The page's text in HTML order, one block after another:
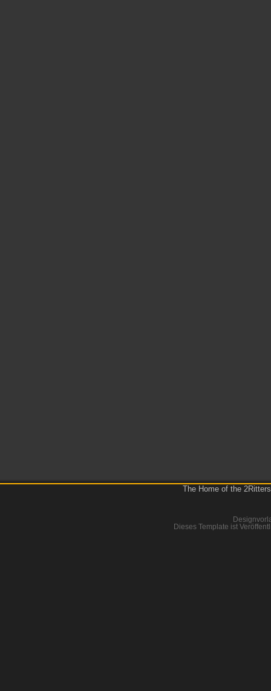
The Home of the
Dieses Template ist